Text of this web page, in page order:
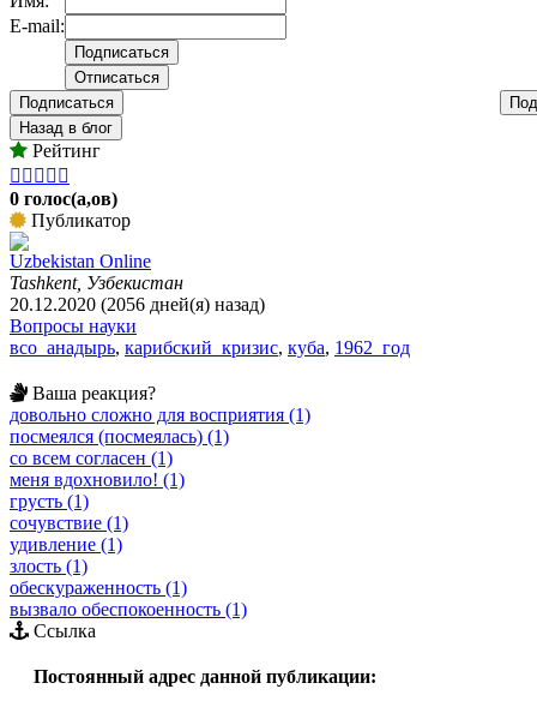
E-mail:
Подписаться
Назад в блог
Рейтинг
    
0 голос(а,ов)
Публикатор
Uzbekistan Online
Tashkent, Узбекистан
20.12.2020 (2056 дней(я) назад)
Вопросы науки
всо_анадырь, карибский_кризис, куба, 1962_год
Ваша реакция?
довольно сложно для восприятия (1)
посмеялся (посмеялась) (1)
со всем согласен (1)
меня вдохновило! (1)
грусть (1)
сочувствие (1)
удивление (1)
злость (1)
обескураженность (1)
вызвало обеспокоенность (1)
Ссылка
Постоянный адрес данной публикации: